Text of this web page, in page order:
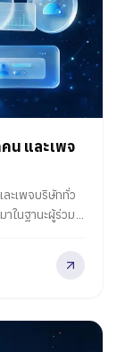
น และเพจ
ะเพจบริษัททั่ว
าในฐานะผู้ร่วม